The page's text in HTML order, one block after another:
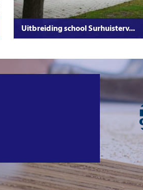
Uitbreiding school Surhuisterv...